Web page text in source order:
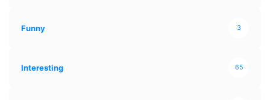
Funny 3
Interesting 65